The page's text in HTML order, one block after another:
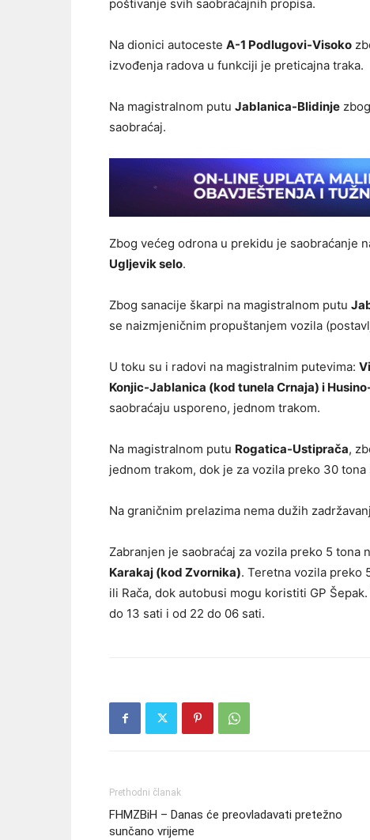
poštivanje svih saobraćajnih propisa.
Na dionici autoceste A-1 Podlugovi-Visoko
izvođenja radova u funkciji je preticajna traka.
Na magistralnom putu Jablanica-Blidinje
saobraćaj.
Zbog većeg odrona u prekidu je saobraćanje
Ugljevik selo.
Zbog sanacije škarpi na magistralnom putu
se naizmjeničnim propuštanjem vozila
U toku su i radovi na magistralnim putevima:
Konjic-Jablanica (kod tunela Crnaja) i
saobraćaju usporeno, jednom trakom.
Na magistralnom putu Rogatica-Ustiprača,
jednom trakom, dok je za vozila preko 30
Na graničnim prelazima nema dužih
Zabranjen je saobraćaj za vozila preko 5 tona
Karakaj (kod Zvornika). Teretna vozila preko
ili Rača, dok autobusi mogu koristiti GP
do 13 sati i od 22 do 06 sati.
Prethodni članak
FHMZBiH – Danas će preovladavati pretežno
sunčano vrijeme